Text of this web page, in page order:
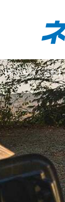
【町いちばん活動